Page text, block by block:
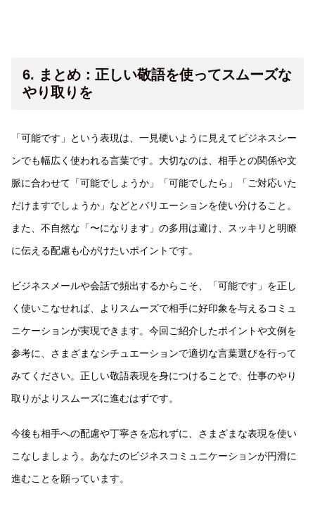
6. まとめ：正しい敬語を使ってスムーズな
やり取りを
「可能です」という表現は、一見硬いように見えてビジネスシー
ンでも幅広く使われる言葉です。大切なのは、相手との関係や文
脈に合わせて「可能でしょうか」「可能でしたら」「ご対応いた
だけますでしょうか」などとバリエーションを使い分けること。
また、不自然な「〜になります」の多用は避け、スッキリと明瞭
に伝える配慮も心がけたいポイントです。
ビジネスメールや会話で頻出するからこそ、「可能です」を正し
く使いこなせれば、よりスムーズで相手に好印象を与えるコミュ
ニケーションが実現できます。今回ご紹介したポイントや文例を
参考に、さまざまなシチュエーションで適切な言葉選びを行って
みてください。正しい敬語表現を身につけることで、仕事のやり
取りがよりスムーズに進むはずです。
今後も相手への配慮や丁寧さを忘れずに、さまざまな表現を使い
こなしましょう。あなたのビジネスコミュニケーションが円滑に
進むことを願っています。